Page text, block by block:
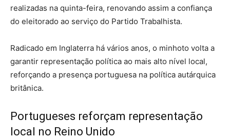
realizadas na quinta-feira, renovando assim a confiança
do eleitorado ao serviço do Partido Trabalhista.
Radicado em Inglaterra há vários anos, o minhoto volta a
garantir representação política ao mais alto nível local,
reforçando a presença portuguesa na política autárquica
britânica.
Portugueses reforçam representação
local no Reino Unido